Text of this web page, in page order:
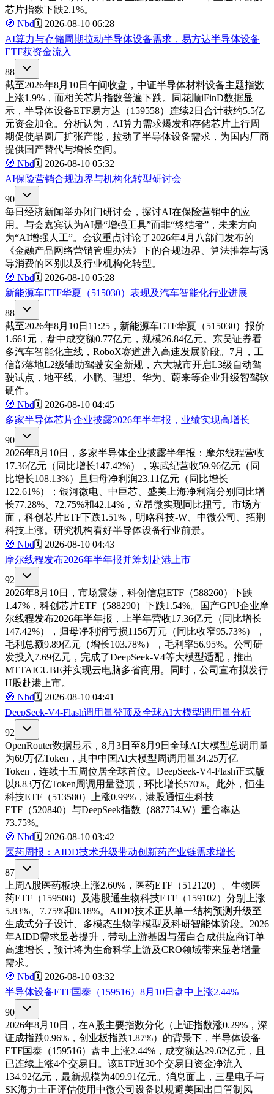
芯片指数下跌2.1%。
🧭 Nbd🗓️ 2026-08-10 06:28
AI算力与存储周期拉动半导体设备需求，易方达半导体设备
ETF获资金流入
88
截至2026年8月10日午间收盘，中证半导体材料设备主题指数
上涨1.9%，而相关芯片指数普遍下跌。同花顺iFinD数据显
示，半导体设备ETF易方达（159558）连续2日合计获约5.5亿
元资金加仓。分析认为，AI算力需求爆发和存储芯片上行周
期促使晶圆厂扩张产能，拉动了半导体设备需求，为国内厂商
提供国产替代与增长空间。
🧭 Nbd🗓️ 2026-08-10 05:32
AI保险营销合规边界与机构化转型研讨会
90
每日经济新闻举办闭门研讨会，探讨AI在保险营销中的应
用。与会嘉宾认为AI是“增强工具”而非“终结者”，未来方向
为“AI增强人工”。会议重点讨论了2026年4月八部门发布的
《金融产品网络营销管理办法》下的合规边界、算法推荐与诱
导消费的区别以及行业机构化转型。
🧭 Nbd🗓️ 2026-08-10 05:28
新能源车ETF华夏（515030）表现及汽车智能化行业进展
88
截至2026年8月10日11:25，新能源车ETF华夏（515030）报价
1.661元，盘中成交额0.77亿元，规模26.84亿元。东吴证券看
多汽车智能化主线，RoboX赛道进入高速发展阶段。7月，工
信部落地L2级辅助驾驶安全新规，六大城市开启L3级自动驾
驶试点，地平线、小鹏、理想、华为、蔚来等企业升级智驾软
硬件。
🧭 Nbd🗓️ 2026-08-10 04:45
多家半导体芯片企业披露2026年半年报，业绩实现高增长
90
2026年8月10日，多家半导体企业披露半年报：摩尔线程营收
17.36亿元（同比增长147.42%），寒武纪营收59.96亿元（同
比增长108.13%）且归母净利润23.11亿元（同比增长
122.61%）；银河微电、中巨芯、盛美上海净利润分别同比增
长77.28%、72.75%和42.14%，立昂微实现同比扭亏。市场方
面，科创芯片ETF下跌1.51%，明略科技-W、中微公司、拓荆
科技上涨。研究机构看好半导体设备行业前景。
🧭 Nbd🗓️ 2026-08-10 04:43
摩尔线程发布2026年半年报并筹划赴港上市
92
2026年8月10日，市场震荡，科创信息ETF（588260）下跌
1.47%，科创芯片ETF（588290）下跌1.54%。国产GPU企业摩
尔线程发布2026年半年报，上半年营收17.36亿元（同比增长
147.42%），归母净利润亏损1156万元（同比收窄95.73%），
毛利总额9.89亿元（增长103.78%），毛利率56.95%。公司研
发投入7.69亿元，完成了DeepSeek-V4等大模型适配，推出
MTTAICUBE并实现云电脑多省商用。同时，公司宣布拟发行
H股赴港上市。
🧭 Nbd🗓️ 2026-08-10 04:41
DeepSeek-V4-Flash调用量登顶及全球AI大模型调用量分析
92
OpenRouter数据显示，8月3日至8月9日全球AI大模型总调用量
为69万亿Token，其中中国AI大模型周调用量34.25万亿
Token，连续十五周位居全球首位。DeepSeek-V4-Flash正式版
以8.83万亿Token周调用量登顶，环比增长570%。此外，恒生
科技ETF（513580）上涨0.99%，港股通恒生科技
ETF（520840）与DeepSeek指数（887754.W）重合率达
73.75%。
🧭 Nbd🗓️ 2026-08-10 03:42
医药周报：AIDD技术升级带动创新药产业链需求增长
87
上周A股医药板块上涨2.60%，医药ETF（512120）、生物医
药ETF（159508）及港股通生物科技ETF（159102）分别上涨
5.83%、7.75%和8.18%。AIDD技术正从单一结构预测升级至
生成式分子设计、多模态生物学模型及科研智能体阶段。2026
年AIDD需求显著提升，带动上游基因与蛋白合成供应商订单
高速增长，预计将为生命科学上游及CRO领域带来显著增量
需求。
🧭 Nbd🗓️ 2026-08-10 03:32
半导体设备ETF国泰（159516）8月10日盘中上涨2.44%
90
2026年8月10日，在A股主要指数分化（上证指数涨0.29%，深
证成指跌0.96%，创业板指跌1.87%）的背景下，半导体设备
ETF国泰（159516）盘中上涨2.44%，成交额达29.62亿元，且
已连续上涨4个交易日。该ETF近30个交易日资金净流入
134.92亿元，最新规模为409.91亿元。消息面上，三星电子与
SK海力士正评估使用中微公司设备以规避美国出口管制风